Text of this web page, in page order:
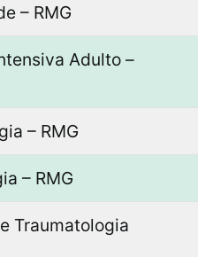
– RMG
Adulto –
– RMG
– RMG
Traumatologia